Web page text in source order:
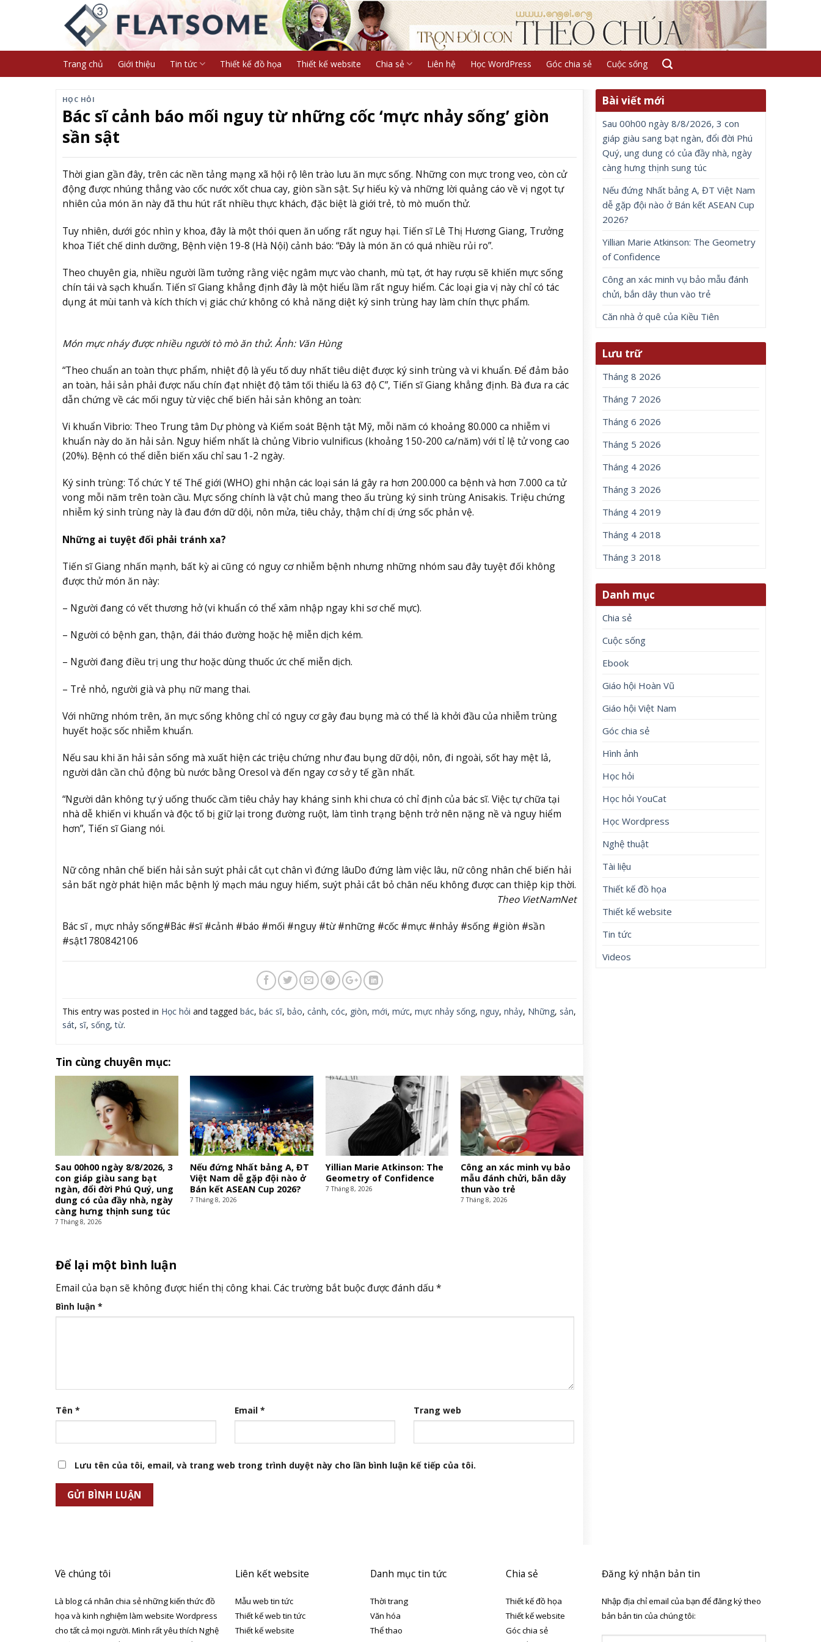
Trang chủ Giới thiệu Tin tức Thiết kế đồ họa Thiết kế website Chia sẻ Liên hệ Học WordPress Góc chia sẻ Cuộc sống
HỌC HỎI
Bác sĩ cảnh báo mối nguy từ những cốc ‘mực nhảy sống’ giòn
sần sật
Thời gian gần đây, trên các nền tảng mạng xã hội rộ lên trào lưu ăn mực sống. Những con mực trong veo, còn cử
động được nhúng thẳng vào cốc nước xốt chua cay, giòn sần sật. Sự hiếu kỳ và những lời quảng cáo về vị ngọt tự
nhiên của món ăn này đã thu hút rất nhiều thực khách, đặc biệt là giới trẻ, tò mò muốn thử.
Tuy nhiên, dưới góc nhìn y khoa, đây là một thói quen ăn uống rất nguy hại. Tiến sĩ Lê Thị Hương Giang, Trưởng
khoa Tiết chế dinh dưỡng, Bệnh viện 19-8 (Hà Nội) cảnh báo: “Đây là món ăn có quá nhiều rủi ro”.
Theo chuyên gia, nhiều người lầm tưởng rằng việc ngâm mực vào chanh, mù tạt, ớt hay rượu sẽ khiến mực sống
chín tái và sạch khuẩn. Tiến sĩ Giang khẳng định đây là một hiểu lầm rất nguy hiểm. Các loại gia vị này chỉ có tác
dụng át mùi tanh và kích thích vị giác chứ không có khả năng diệt ký sinh trùng hay làm chín thực phẩm.
Món mực nháy được nhiều người tò mò ăn thử. Ảnh: Văn Hùng
“Theo chuẩn an toàn thực phẩm, nhiệt độ là yếu tố duy nhất tiêu diệt được ký sinh trùng và vi khuẩn. Để đảm bảo
an toàn, hải sản phải được nấu chín đạt nhiệt độ tâm tối thiểu là 63 độ C”, Tiến sĩ Giang khẳng định. Bà đưa ra các
dẫn chứng về các mối nguy từ việc chế biến hải sản không an toàn:
Vi khuẩn Vibrio: Theo Trung tâm Dự phòng và Kiểm soát Bệnh tật Mỹ, mỗi năm có khoảng 80.000 ca nhiễm vi
khuẩn này do ăn hải sản. Nguy hiểm nhất là chủng Vibrio vulnificus (khoảng 150-200 ca/năm) với tỉ lệ tử vong cao
(20%). Bệnh có thể diễn biến xấu chỉ sau 1-2 ngày.
Ký sinh trùng: Tổ chức Y tế Thế giới (WHO) ghi nhận các loại sán lá gây ra hơn 200.000 ca bệnh và hơn 7.000 ca tử
vong mỗi năm trên toàn cầu. Mực sống chính là vật chủ mang theo ấu trùng ký sinh trùng Anisakis. Triệu chứng
nhiễm ký sinh trùng này là đau đớn dữ dội, nôn mửa, tiêu chảy, thậm chí dị ứng sốc phản vệ.
Những ai tuyệt đối phải tránh xa?
Tiến sĩ Giang nhấn mạnh, bất kỳ ai cũng có nguy cơ nhiễm bệnh nhưng những nhóm sau đây tuyệt đối không
được thử món ăn này:
– Người đang có vết thương hở (vi khuẩn có thể xâm nhập ngay khi sơ chế mực).
– Người có bệnh gan, thận, đái tháo đường hoặc hệ miễn dịch kém.
– Người đang điều trị ung thư hoặc dùng thuốc ức chế miễn dịch.
– Trẻ nhỏ, người già và phụ nữ mang thai.
Với những nhóm trên, ăn mực sống không chỉ có nguy cơ gây đau bụng mà có thể là khởi đầu của nhiễm trùng
huyết hoặc sốc nhiễm khuẩn.
Nếu sau khi ăn hải sản sống mà xuất hiện các triệu chứng như đau bụng dữ dội, nôn, đi ngoài, sốt hay mệt lả,
người dân cần chủ động bù nước bằng Oresol và đến ngay cơ sở y tế gần nhất.
“Người dân không tự ý uống thuốc cầm tiêu chảy hay kháng sinh khi chưa có chỉ định của bác sĩ. Việc tự chữa tại
nhà dễ khiến vi khuẩn và độc tố bị giữ lại trong đường ruột, làm tình trạng bệnh trở nên nặng nề và nguy hiểm
hơn”, Tiến sĩ Giang nói.
Nữ công nhân chế biến hải sản suýt phải cắt cụt chân vì đứng lâuDo đứng làm việc lâu, nữ công nhân chế biến hải
sản bất ngờ phát hiện mắc bệnh lý mạch máu nguy hiểm, suýt phải cắt bỏ chân nếu không được can thiệp kịp thời.
Theo VietNamNet
Bác sĩ , mực nhảy sống#Bác #sĩ #cảnh #báo #mối #nguy #từ #những #cốc #mực #nhảy #sống #giòn #sần
#sật1780842106
This entry was posted in Học hỏi and tagged bác, bác sĩ, bảo, cảnh, cóc, giòn, mới, mức, mực nhảy sống, nguy, nhảy, Những, sản,
sát, sĩ, sống,từ.
Tin cùng chuyên mục:
Sau 00h00 ngày 8/8/2026, 3
con giáp giàu sang bạt
ngàn, đổi đời Phú Quý, ung
dung có của đầy nhà, ngày
càng hưng thịnh sung túc
7 Tháng 8, 2026
Nếu đứng Nhất bảng A, ĐT
Việt Nam dễ gặp đội nào ở
Bán kết ASEAN Cup 2026?
7 Tháng 8, 2026
Yillian Marie Atkinson: The
Geometry of Confidence
7 Tháng 8, 2026
Công an xác minh vụ bảo
mẫu đánh chửi, bắn dây
thun vào trẻ
7 Tháng 8, 2026
Để lại một bình luận
Email của bạn sẽ không được hiển thị công khai. Các trường bắt buộc được đánh dấu *
Bình luận *
Tên * Email * Trang web
Lưu tên của tôi, email, và trang web trong trình duyệt này cho lần bình luận kế tiếp của tôi.
Bài viết mới
Sau 00h00 ngày 8/8/2026, 3 con
giáp giàu sang bạt ngàn, đổi đời Phú
Quý, ung dung có của đầy nhà, ngày
càng hưng thịnh sung túc
Nếu đứng Nhất bảng A, ĐT Việt Nam
dễ gặp đội nào ở Bán kết ASEAN Cup
2026?
Yillian Marie Atkinson: The Geometry
of Confidence
Công an xác minh vụ bảo mẫu đánh
chửi, bắn dây thun vào trẻ
Căn nhà ở quê của Kiều Tiên
Lưu trữ
Tháng 8 2026
Tháng 7 2026
Tháng 6 2026
Tháng 5 2026
Tháng 4 2026
Tháng 3 2026
Tháng 4 2019
Tháng 4 2018
Tháng 3 2018
Danh mục
Chia sẻ
Cuộc sống
Ebook
Giáo hội Hoàn Vũ
Giáo hội Việt Nam
Góc chia sẻ
Hình ảnh
Học hỏi
Học hỏi YouCat
Học Wordpress
Nghệ thuật
Tài liệu
Thiết kế đồ họa
Thiết kế website
Tin tức
Videos
Về chúng tôi
Là blog cá nhân chia sẻ những kiến thức đồ
họa và kinh nghiệm làm website Wordpress
cho tất cả mọi người. Mình rất yêu thích Nghệ
Liên kết website
Mẫu web tin tức
Thiết kế web tin tức
Thiết kế website
Danh mục tin tức
Thời trang
Văn hóa
Thể thao
Chia sẻ
Thiết kế đồ họa
Thiết kế website
Góc chia sẻ
Đăng ký nhận bản tin
Nhập địa chỉ email của bạn để đăng ký theo
bản bản tin của chúng tôi: